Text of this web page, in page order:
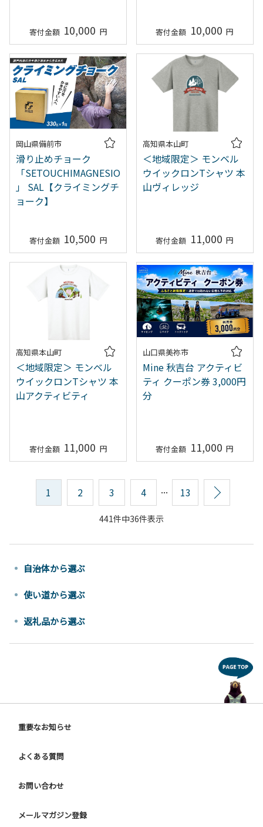
10,000 10,000
岡山県備前市
滑り止めチョーク
「SETOUCHIMAGNESIO
」 SAL【クライミングチ
ョーク】
10,500
高知県本山町
＜地域限定＞ モンベル
ウイックロンTシャツ 本
山ヴィレッジ
11,000
高知県本山町
＜地域限定＞ モンベル
ウイックロンTシャツ 本
山アクティビティ
11,000
山口県美祢市
Mine 秋吉台 アクティビ
ティ クーポン券 3,000円
分
11,000
1 2 3 4 ... 13
441件中36件表示
自治体から選ぶ
使い道から選ぶ
返礼品から選ぶ
重要なお知らせ
よくある質問
お問い合わせ
メールマガジン登録